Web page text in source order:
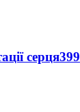
серця399